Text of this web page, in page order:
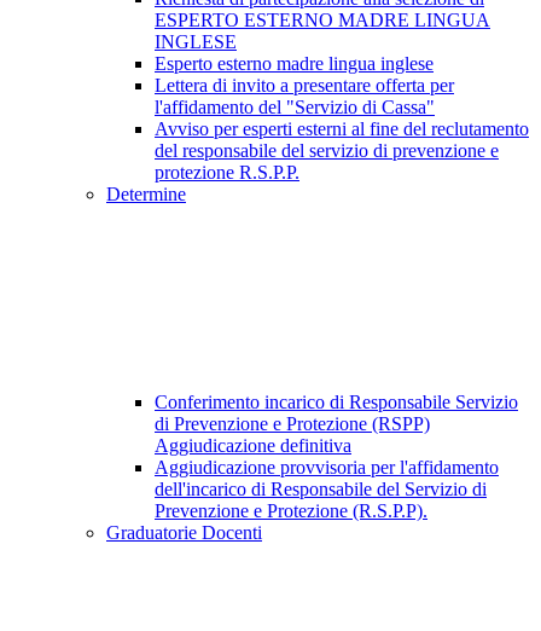
ESPERTO ESTERNO MADRE LINGUA
INGLESE
Esperto esterno madre lingua inglese
Lettera di invito a presentare offerta per
l'affidamento del "Servizio di Cassa"
Avviso per esperti esterni al fine del reclutamento
del responsabile del servizio di prevenzione e
protezione R.S.P.P.
Determine
Conferimento incarico di Responsabile Servizio
di Prevenzione e Protezione (RSPP)
Aggiudicazione definitiva
Aggiudicazione provvisoria per l'affidamento
dell'incarico di Responsabile del Servizio di
Prevenzione e Protezione (R.S.P.P).
Graduatorie Docenti